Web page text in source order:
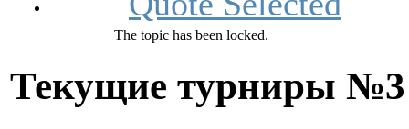
The topic has been locked.
Текущие турниры